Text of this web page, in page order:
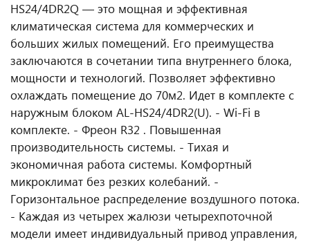
HS24/4DR2Q — это мощная и эффективная
климатическая система для коммерческих и
больших жилых помещений. Его преимущества
заключаются в сочетании типа внутреннего блока,
мощности и технологий. Позволяет эффективно
охлаждать помещение до 70м2. Идет в комплекте с
наружным блоком AL-HS24/4DR2(U). - Wi-Fi в
комплекте. - Фреон R32 . Повышенная
производительность системы. - Тихая и
экономичная работа системы. Комфортный
микроклимат без резких колебаний. -
Горизонтальное распределение воздушного потока.
- Каждая из четырех жалюзи четырехпоточной
модели имеет индивидуальный привод управления,